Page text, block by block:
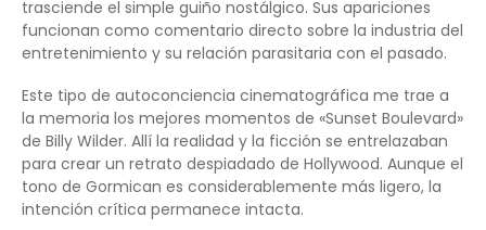
trasciende el simple guiño nostálgico. Sus apariciones
funcionan como comentario directo sobre la industria del
entretenimiento y su relación parasitaria con el pasado.
Este tipo de autoconciencia cinematográfica me trae a
la memoria los mejores momentos de «Sunset Boulevard»
de Billy Wilder. Allí la realidad y la ficción se entrelazaban
para crear un retrato despiadado de Hollywood. Aunque el
tono de Gormican es considerablemente más ligero, la
intención crítica permanece intacta.